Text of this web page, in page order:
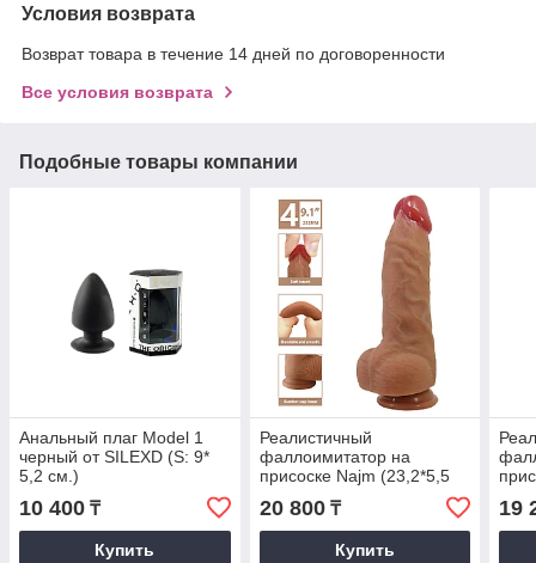
Условия возврата
Возврат товара в течение 14 дней по договоренности
Все условия возврата
Подобные товары компании
Анальный плаг Model 1
черный от SILEXD (S: 9*
5,2 см.)
10 400 ₸
Купить
Реалистичный
фаллоимитатор на
присоске Najm (23,2*5,5
20 800₸
Купить
19